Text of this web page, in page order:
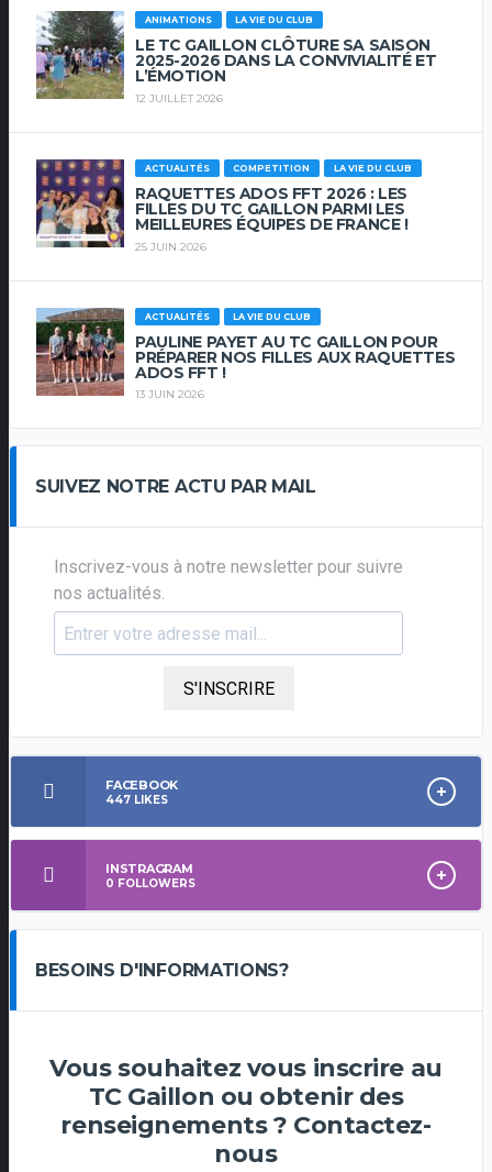
ANIMATIONS LA VIE DU CLUB
LE TC GAILLON CLÔTURE SA SAISON
2025-2026 DANS LA CONVIVIALITÉ ET
L’ÉMOTION
12 JUILLET 2026
ACTUALITÉS COMPETITION LA VIE DU CLUB
RAQUETTES ADOS FFT 2026 : LES
FILLES DU TC GAILLON PARMI LES
MEILLEURES ÉQUIPES DE FRANCE !
25 JUIN 2026
ACTUALITÉS LA VIE DU CLUB
PAULINE PAYET AU TC GAILLON POUR
PRÉPARER NOS FILLES AUX RAQUETTES
ADOS FFT !
13 JUIN 2026
SUIVEZ NOTRE ACTU PAR MAIL
Inscrivez-vous à notre newsletter pour suivre
nos actualités.
S'INSCRIRE
FACEBOOK
447 LIKES
INSTRAGRAM
0 FOLLOWERS
BESOINS D'INFORMATIONS?
Vous souhaitez vous inscrire au
TC Gaillon ou obtenir des
renseignements ? Contactez-
nous